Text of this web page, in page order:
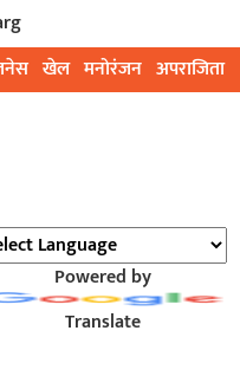
खेल मनोरंजन अपराजिता
Powered by
Translate